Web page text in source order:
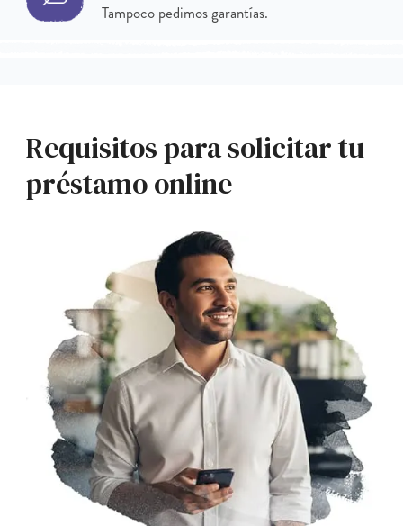
Tampoco pedimos garantías.
Requisitos para solicitar tu
préstamo online